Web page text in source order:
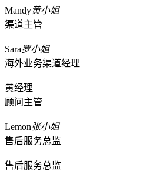
Mandy黄小姐
渠道主管
Sara罗小姐
海外业务渠道经理
黄经理
顾问主管
Lemon张小姐
售后服务总监
售后服务总监